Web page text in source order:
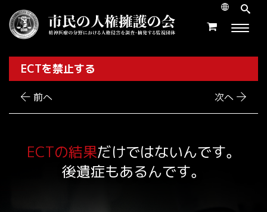
ECTを禁止する
前へ 次へ
ECTの結果だけではないんです。
後遺症もあるんです。